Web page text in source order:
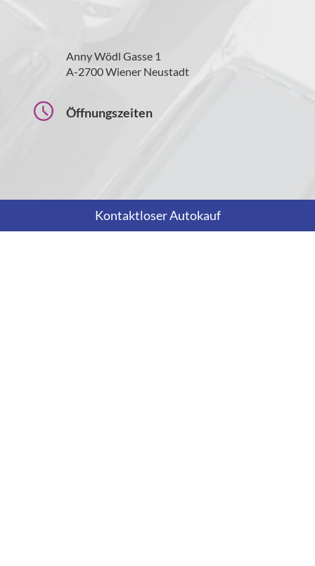
Kontaktloser Autokauf
Anny Wödl Gasse 1
A-2700 Wiener Neustadt
Öffnungszeiten
Montag bis Freitag